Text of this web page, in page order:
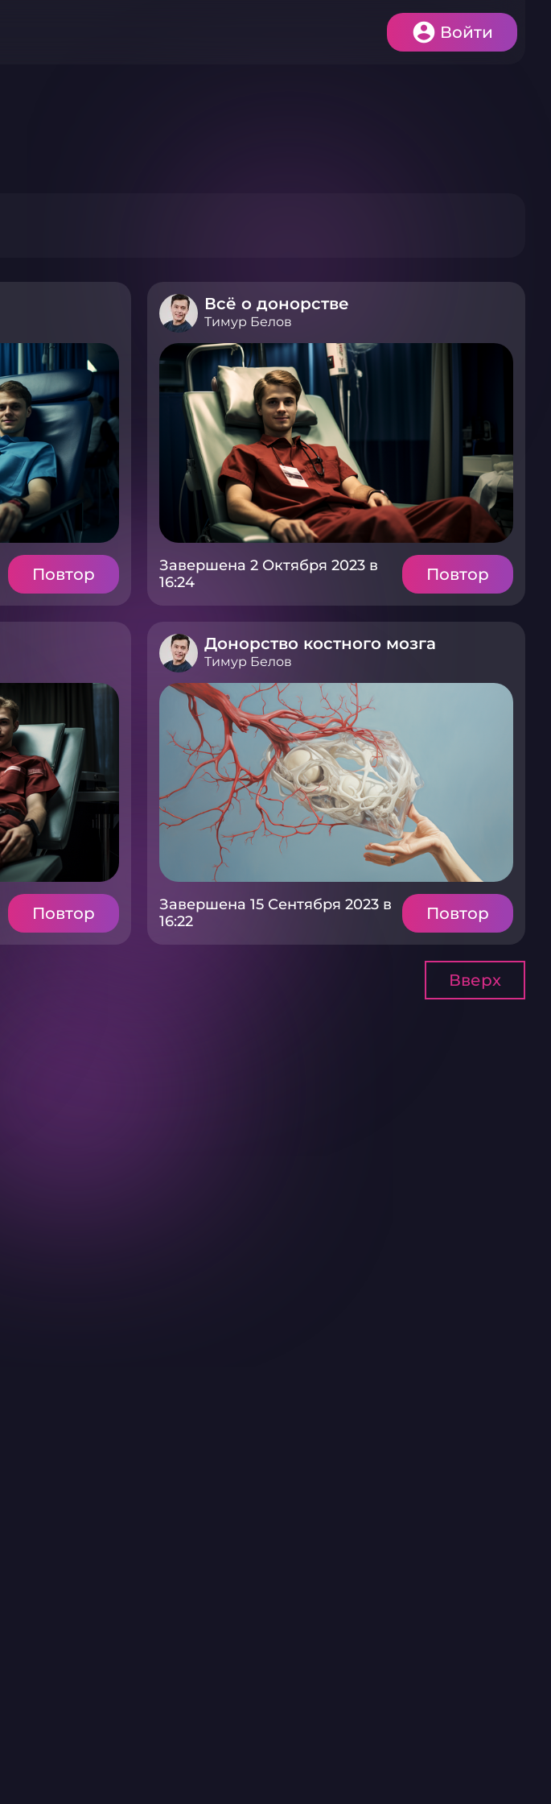
Войти
Повтор
Всё о донорстве
Тимур Белов
Завершена 2 Октября 2023 в
16:24
Повтор
Повтор
Донорство костного мозга
Тимур Белов
Завершена 15 Сентября 2023 в
16:22
Повтор
Вверх